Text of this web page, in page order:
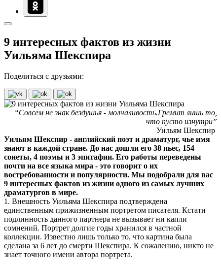
9 интересных фактов из жизни
Уильяма Шекспира
Поделиться с друзьями:
“Совсем не знак бездушья - молчаливость.Гремит лишь то,
что пусто изнутри”
Уильям Шекспир
Уильям Шекспир - английский поэт и драматург, чье имя
знают в каждой стране. До нас дошли его 38 пьес, 154
сонеты, 4 поэмы и 3 эпитафии. Его работы переведены
почти на все языка мира - это говорит о их
востребованности и популярности. Мы подобрали для вас
9 интересных фактов из жизни одного из самых лучших
драматургов в мире.
1. Внешность Уильяма Шекспира подтверждена
единственным прижизненным портретом писателя. Кстати
подлинность данного партнера не вызывает ни капли
сомнений. Портрет долгие годы хранился в частной
коллекции. Известно лишь только то, что картина была
сделана за 6 лет до смерти Шекспира. К сожалению, никто не
знает точного имени автора портрета.